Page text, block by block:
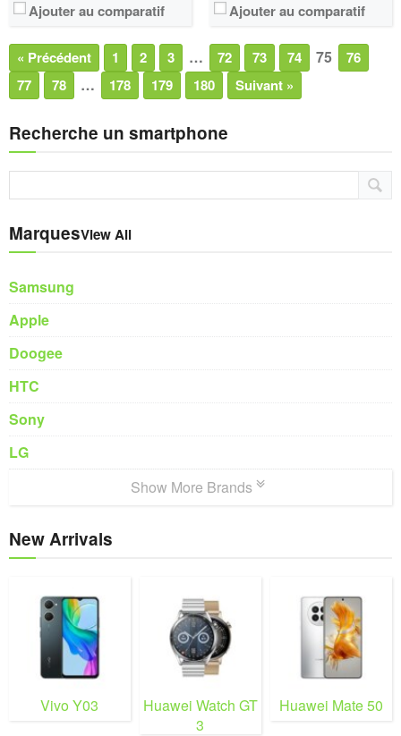
Ajouter au comparatif Ajouter au comparatif
« Précédent 1 2 3 … 72 73 74 75
76
77
78 … 178 179 180 Suivant »
Recherche un smartphone
MarquesView All
Samsung
Apple
Doogee
HTC
Sony
LG
Show More Brands
New Arrivals
Vivo Y03
Huawei Watch GT
3
Huawei Mate 50